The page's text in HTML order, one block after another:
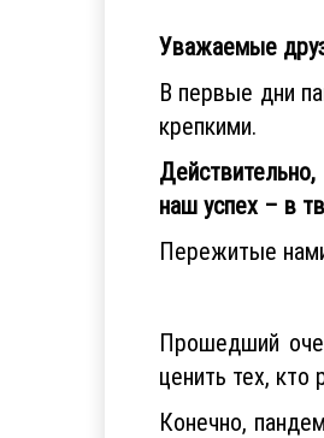
Уважаемые
В первые дни
крепкими.
наш успех – в
Пережитые
Прошедший
ценить тех,
Конечно,